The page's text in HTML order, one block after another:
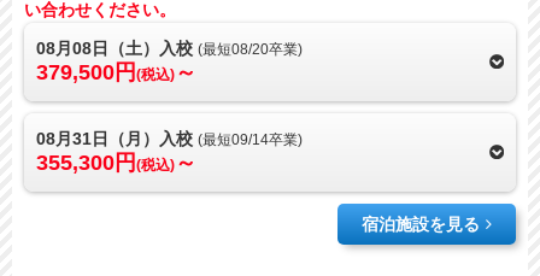
い合わせください。
08月08日（土）入校 (最短08/20卒業)
379,500円 (税込) ～
08月31日（月）入校 (最短09/14卒業)
355,300円 (税込) ～
宿泊施設を見る